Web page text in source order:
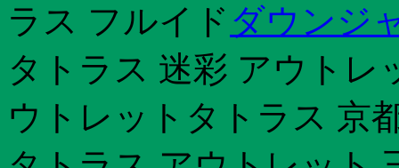
ラス フルイド ダウンジ
タトラス 迷彩 アウトレ
ウトレットタトラス 京